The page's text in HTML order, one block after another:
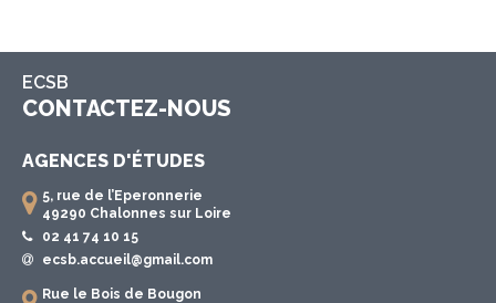
ECSB
CONTACTEZ-NOUS
AGENCES D'ÉTUDES
5, rue de l’Eperonnerie
49290 Chalonnes sur Loire
02 41 74 10 15
ecsb.accueil@gmail.com
Rue le Bois de Bougon